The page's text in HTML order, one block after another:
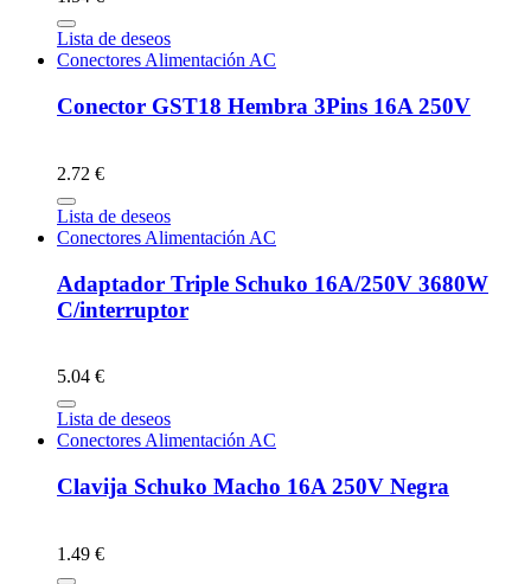
Lista de deseos
Conectores Alimentación AC
Conector GST18 Hembra 3Pins 16A 250V
2.72 €
Lista de deseos
Conectores Alimentación AC
Adaptador Triple Schuko 16A/250V 3680W
C/interruptor
5.04 €
Lista de deseos
Conectores Alimentación AC
Clavija Schuko Macho 16A 250V Negra
1.49 €